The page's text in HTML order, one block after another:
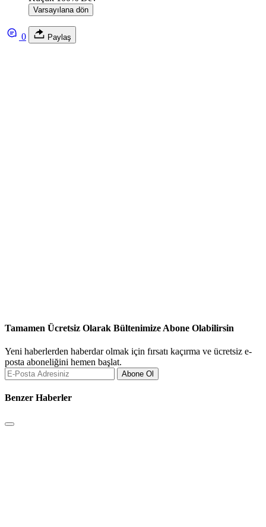
Varsayılana dön
0 Paylaş
Tamamen Ücretsiz Olarak Bültenimize Abone Olabilirsin
Yeni haberlerden haberdar olmak için fırsatı kaçırma ve ücretsiz e-
posta aboneliğini hemen başlat.
Abone Ol
Benzer Haberler